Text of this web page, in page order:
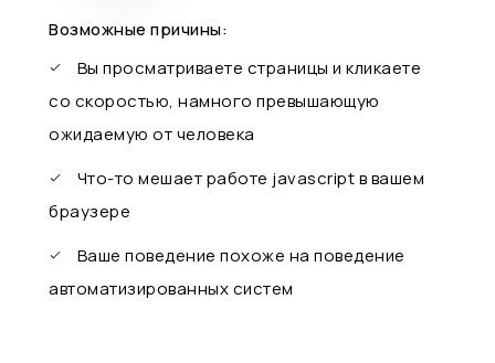
Возможные причины:
Вы просматриваете страницы и кликаете
со скоростью, намного превышающую
ожидаемую от человека
Что-то мешает работе javascript в вашем
браузере
Ваше поведение похоже на поведение
автоматизированных систем